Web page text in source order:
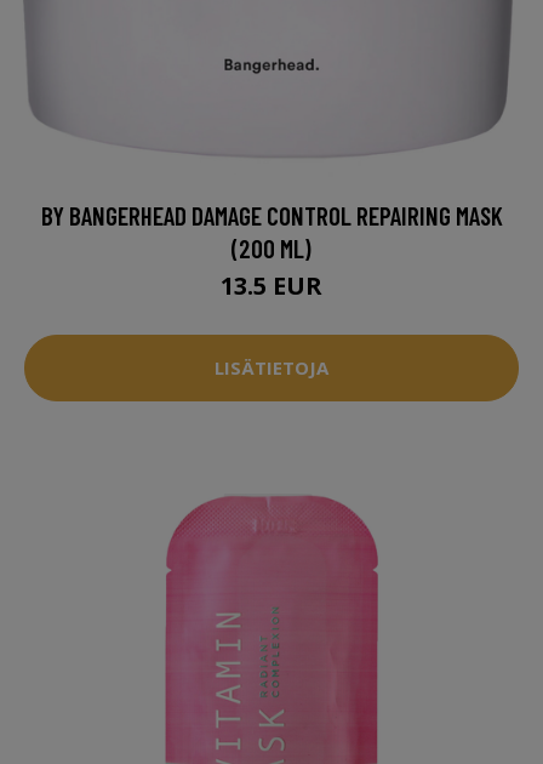
BY BANGERHEAD DAMAGE CONTROL REPAIRING MASK
(200 ML)
13.5 EUR
LISÄTIETOJA